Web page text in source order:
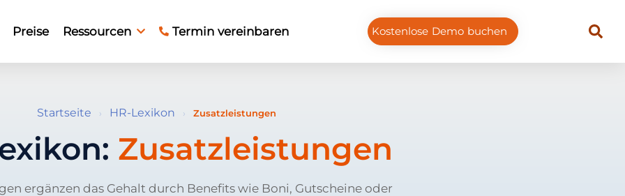
Preise Ressourcen Termin vereinbaren Kostenlose Demo buchen
Startseite › HR-Lexikon › Zusatzleistungen
Zusatzleistungen
ergänzen das Gehalt durch Benefits wie Boni, Gutscheine oder